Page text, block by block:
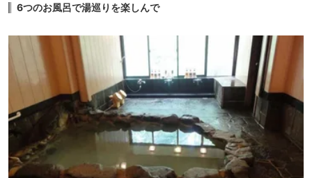
6つのお風呂で湯巡りを楽しんで